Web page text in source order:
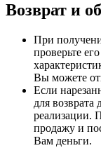
Возврат и
При
проверьте
Вы можете
Если
для возврата
реализации.
продажу и
Вам деньги.